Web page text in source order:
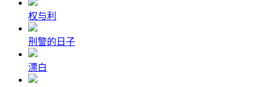
权与利
刑警的日子
漂白